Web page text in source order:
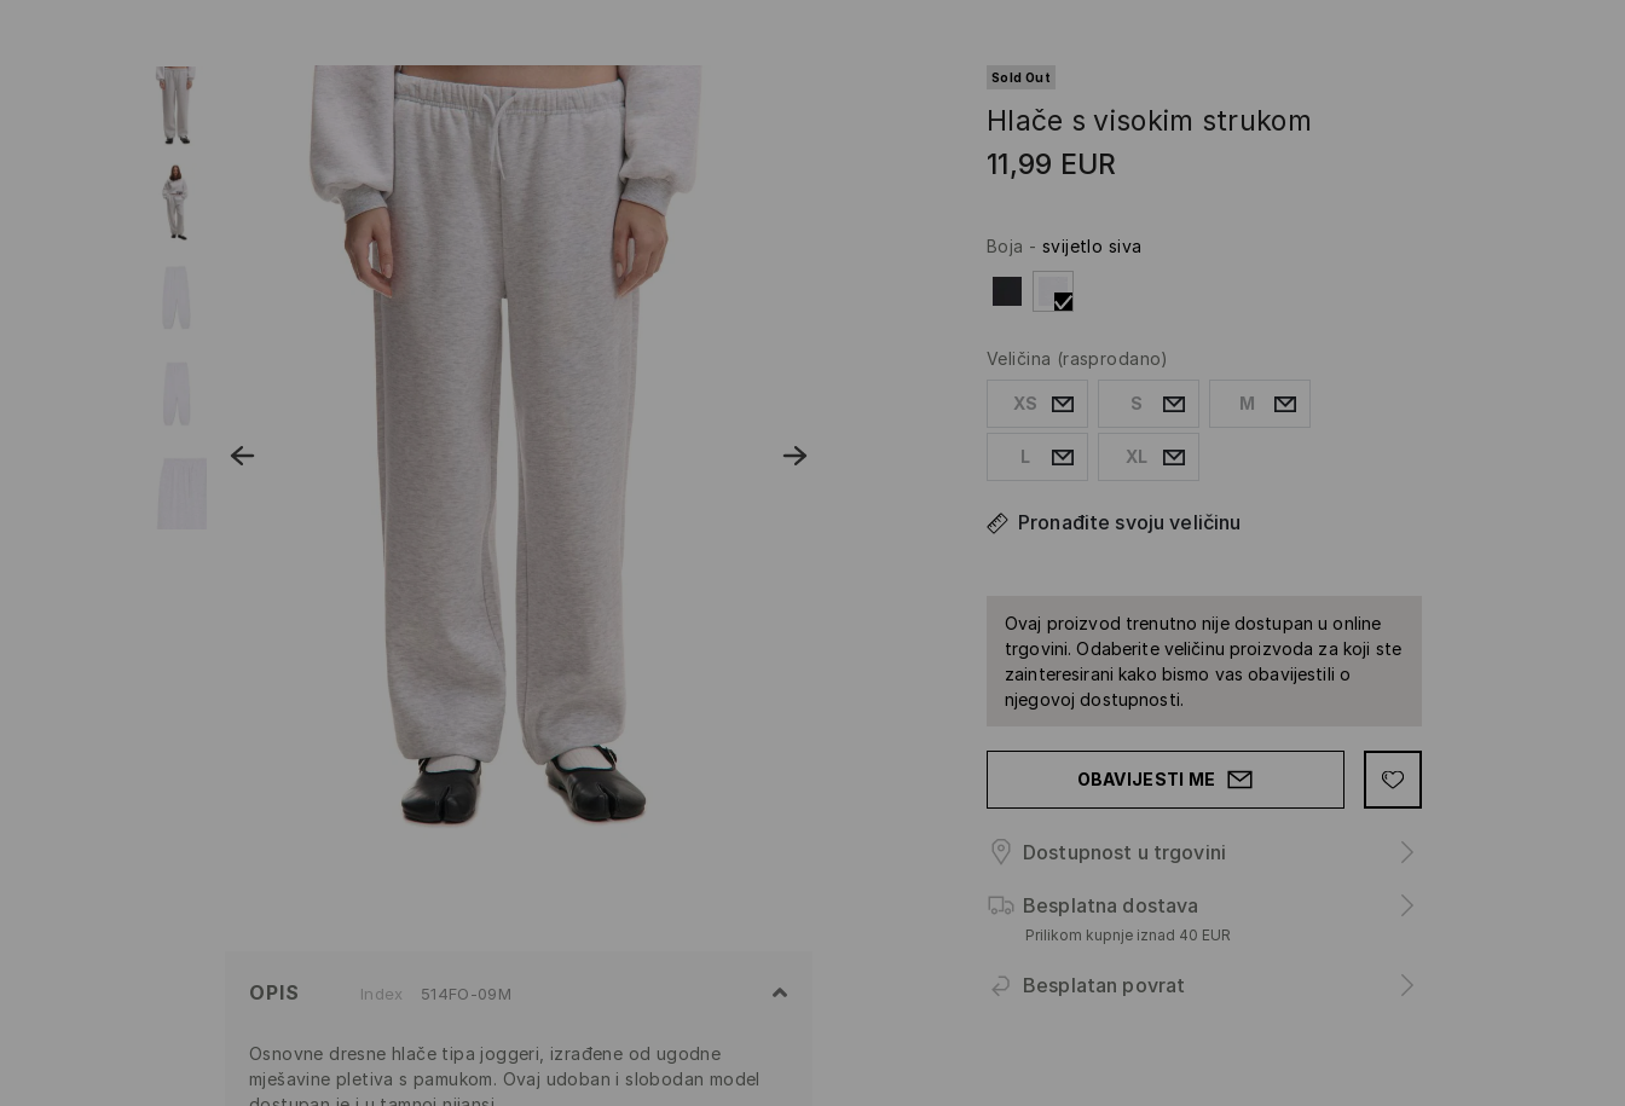
Sold Out
Hlače s visokim strukom
11,99 EUR
Boja - svijetlo siva
Veličina (rasprodano)
XS S M
L XL
Pronađite svoju veličinu
Ovaj proizvod trenutno nije dostupan u online
trgovini. Odaberite veličinu proizvoda za koji ste
zainteresirani kako bismo vas obavijestili o
njegovoj dostupnosti.
OBAVIJESTI ME
Dostupnost u trgovini
Besplatna dostava
Prilikom kupnje iznad 40 EUR
Besplatan povrat
OPIS Index 514FO-09M
Osnovne dresne hlače tipa joggeri, izrađene od ugodne
mješavine pletiva s pamukom. Ovaj udoban i slobodan model